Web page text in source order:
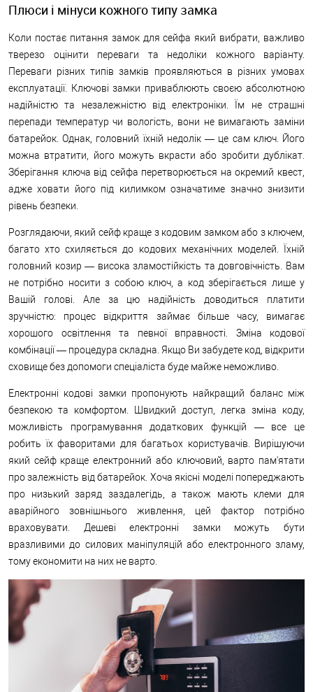
Плюси і мінуси кожного типу замка
Коли постає питання замок для сейфа який вибрати, важливо
тверезо оцінити переваги та недоліки кожного варіанту.
Переваги різних типів замків проявляються в різних умовах
експлуатації. Ключові замки приваблюють своєю абсолютною
надійністю та незалежністю від електроніки. Їм не страшні
перепади температур чи вологість, вони не вимагають заміни
батарейок. Однак, головний їхній недолік — це сам ключ. Його
можна втратити, його можуть вкрасти або зробити дублікат.
Зберігання ключа від сейфа перетворюється на окремий квест,
адже ховати його під килимком означатиме значно знизити
рівень безпеки.
Розглядаючи, який сейф краще з кодовим замком або з ключем,
багато хто схиляється до кодових механічних моделей. Їхній
головний козир — висока зламостійкість та довговічність. Вам
не потрібно носити з собою ключ, а код зберігається лише у
Вашій голові. Але за цю надійність доводиться платити
зручністю: процес відкриття займає більше часу, вимагає
хорошого освітлення та певної вправності. Зміна кодової
комбінації — процедура складна. Якщо Ви забудете код, відкрити
сховище без допомоги спеціаліста буде майже неможливо.
Електронні кодові замки пропонують найкращий баланс між
безпекою та комфортом. Швидкий доступ, легка зміна коду,
можливість програмування додаткових функцій — все це
робить їх фаворитами для багатьох користувачів. Вирішуючи
який сейф краще електронний або ключовий, варто пам'ятати
про залежність від батарейок. Хоча якісні моделі попереджають
про низький заряд заздалегідь, а також мають клеми для
аварійного зовнішнього живлення, цей фактор потрібно
враховувати. Дешеві електронні замки можуть бути
вразливими до силових маніпуляцій або електронного зламу,
тому економити на них не варто.